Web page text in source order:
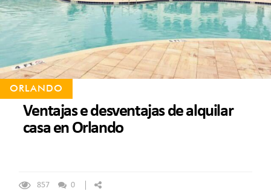
ORLANDO
Ventajas e desventajas de alquilar
casa en Orlando
857 0